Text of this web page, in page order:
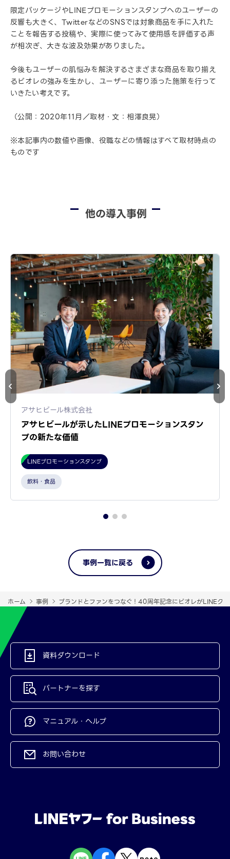
限定パッケージやLINEプロモーションスタンプへのユーザーの
反響も大きく、TwitterなどのSNSでは対象商品を手に入れた
ことを報告する投稿や、実際に使ってみて使用感を評価する声
が相次ぎ、大きな波及効果がありました。
今後もユーザーの肌悩みを解決するさまざまな商品を取り揃え
るビオレの強みを生かし、ユーザーに寄り添った施策を行って
いきたい考えです。
（公開：2020年11月／取材・文：相澤良晃）
※本記事内の数値や画像、役職などの情報はすべて取材時点の
ものです
他の導入事例
アサヒビール株式会社
アサヒビールが示したLINEプロモーションスタン
プの新たな価値
LINEプロモーションスタンプ
飲料・食品
事例一覧に戻る
ホーム 事例 ブランドとファンをつなぐ！40周年記念にビオレがLINEク
資料ダウンロード
パートナーを探す
マニュアル・ヘルプ
お問い合わせ